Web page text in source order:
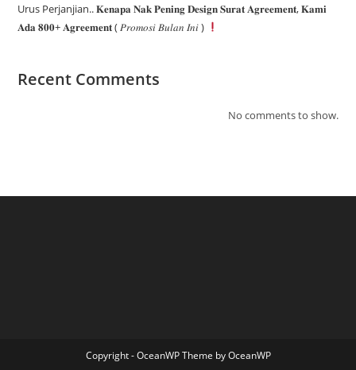
Urus Perjanjian.. 𝐊𝐞𝐧𝐚𝐩𝐚 𝐍𝐚𝐤 𝐏𝐞𝐧𝐢𝐧𝐠 𝐃𝐞𝐬𝐢𝐠𝐧 𝐒𝐮𝐫𝐚𝐭 𝐀𝐠𝐫𝐞𝐞𝐦𝐞𝐧𝐭, 𝐊𝐚𝐦𝐢
𝐀𝐝𝐚 𝟖𝟎𝟎+ 𝐀𝐠𝐫𝐞𝐞𝐦𝐞𝐧𝐭 ( 𝑃𝑟𝑜𝑚𝑜𝑠𝑖 𝐵𝑢𝑙𝑎𝑛 𝐼𝑛𝑖 )
Recent Comments
No comments to show.
Copyright - OceanWP Theme by OceanWP